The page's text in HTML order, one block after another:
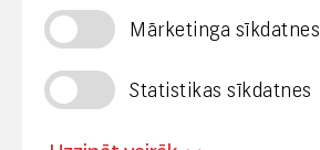
Mārketinga sīkdatnes
Statistikas sīkdatnes
Privātuma politika